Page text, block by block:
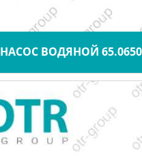
НАСОС ВОДЯНОЙ